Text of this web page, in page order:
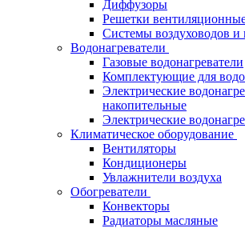
Диффузоры
Решетки
Системы воздуховодов
Водонагреватели
Газовые водонагреватели
Комплектующие для
Электрические
накопительные
Электрические
Климатическое оборудование
Вентиляторы
Кондиционеры
Увлажнители воздуха
Обогреватели
Конвекторы
Радиаторы масляные